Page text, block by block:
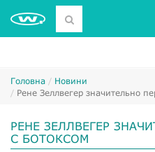
Головна
Новини
Рене Зеллвегер значительно
РЕНЕ ЗЕЛЛВЕГЕР
С БОТОКСОМ